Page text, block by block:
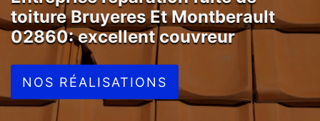
toiture Bruyeres Et Montberault
02860: excellent couvreur
NOS RÉALISATIONS